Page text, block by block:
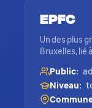
EPFC
Un des plus
Bruxelles, lié
Public:
Niveau: